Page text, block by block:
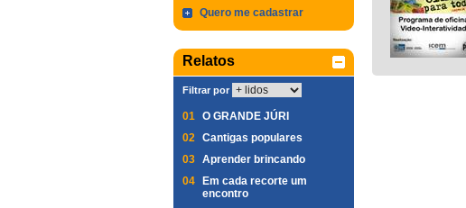
Quero me cadastrar
Relatos
Filtrar por
01 O GRANDE JÚRI
02 Cantigas populares
03 Aprender brincando
04
Em cada recorte um
encontro